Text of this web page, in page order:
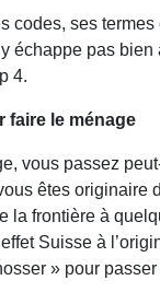
codes, ses
échappe pas bien
4.
faire le ménage
vous passez
êtes originaire
la frontière à
Suisse à
» pour